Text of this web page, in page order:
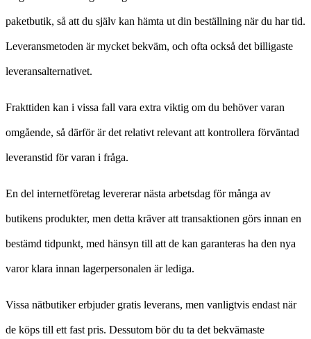
paketbutik, så att du själv kan hämta ut din beställning när du har tid.
Leveransmetoden är mycket bekväm, och ofta också det billigaste
leveransalternativet.
Frakttiden kan i vissa fall vara extra viktig om du behöver varan
omgående, så därför är det relativt relevant att kontrollera förväntad
leveranstid för varan i fråga.
En del internetföretag levererar nästa arbetsdag för många av
butikens produkter, men detta kräver att transaktionen görs innan en
bestämd tidpunkt, med hänsyn till att de kan garanteras ha den nya
varor klara innan lagerpersonalen är lediga.
Vissa nätbutiker erbjuder gratis leverans, men vanligtvis endast när
de köps till ett fast pris. Dessutom bör du ta det bekvämaste